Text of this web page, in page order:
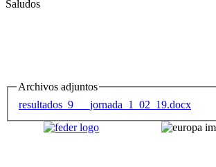
Archivos adjuntos
resultados_9___jornada_1_02_19.docx